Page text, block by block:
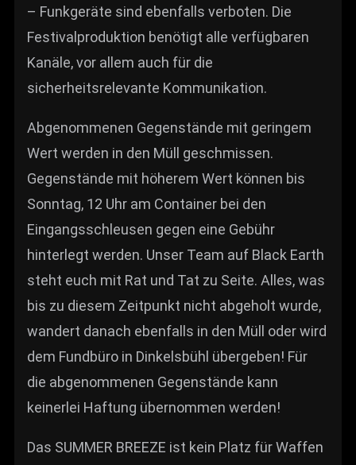
– Funkgeräte sind ebenfalls verboten. Die
Festivalproduktion benötigt alle verfügbaren
Kanäle, vor allem auch für die
sicherheitsrelevante Kommunikation.
Abgenommenen Gegenstände mit geringem
Wert werden in den Müll geschmissen.
Gegenstände mit höherem Wert können bis
Sonntag, 12 Uhr am Container bei den
Eingangsschleusen gegen eine Gebühr
hinterlegt werden. Unser Team auf Black Earth
steht euch mit Rat und Tat zu Seite. Alles, was
bis zu diesem Zeitpunkt nicht abgeholt wurde,
wandert danach ebenfalls in den Müll oder wird
dem Fundbüro in Dinkelsbühl übergeben! Für
die abgenommenen Gegenstände kann
keinerlei Haftung übernommen werden!
Das SUMMER BREEZE ist kein Platz für Waffen